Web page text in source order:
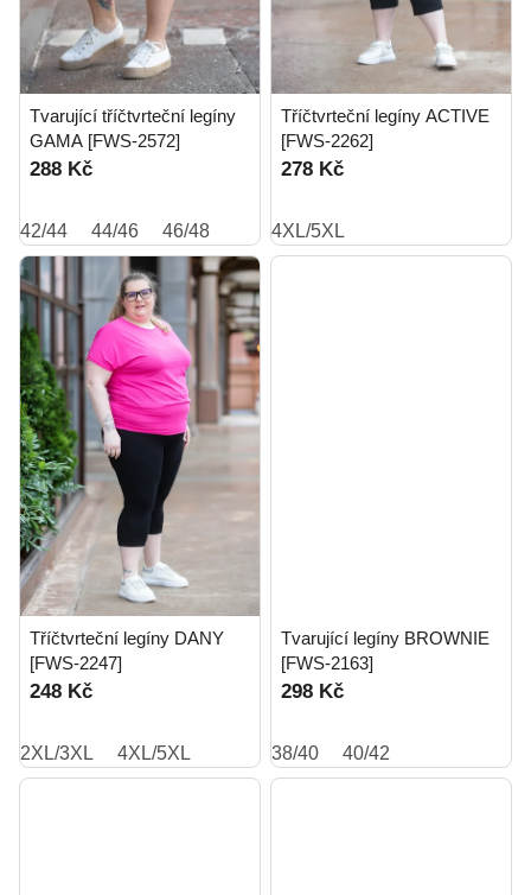
Tvarující tříčtvrteční legíny
GAMA [FWS-2572]
288 Kč
42/44 44/46 46/48
Tříčtvrteční legíny ACTIVE
[FWS-2262]
278 Kč
4XL/5XL
Tříčtvrteční legíny DANY
[FWS-2247]
248 Kč
2XL/3XL 4XL/5XL
Tvarující legíny BROWNIE
[FWS-2163]
298 Kč
38/40 40/42